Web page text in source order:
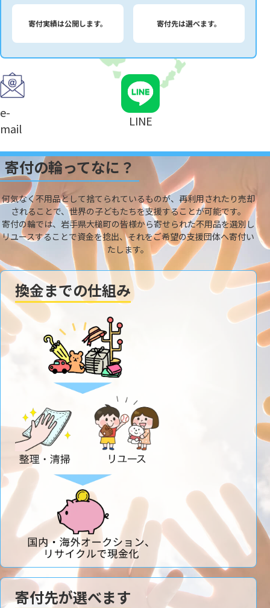
寄付実績は公開します。 寄付先は選べます。
e-
mail
LINE
寄付の輪ってなに？
何気なく不用品として捨てられているものが、再利用されたり売却
されることで、世界の子どもたちを支援することが可能です。
寄付の輪では、岩手県大槌町の皆様から寄せられた不用品を選別し
リユースすることで資金を捻出、それをご希望の支援団体へ寄付い
たします。
換金までの仕組み
寄付先が選べます